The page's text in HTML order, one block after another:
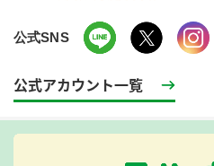
公式SNS
公式アカウント一覧